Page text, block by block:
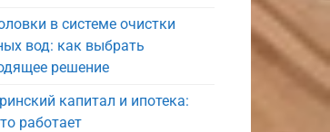
в системе очистки
вод: как выбрать
решение
капитал и ипотека:
работает